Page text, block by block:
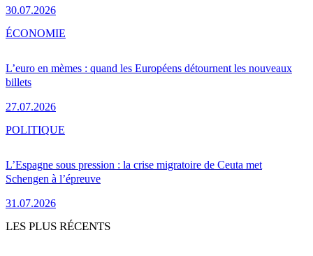
30.07.2026
L’euro en mèmes : quand les Européens détournent les nouveaux
billets
27.07.2026
ÉCONOMIE
L’Espagne sous pression : la crise migratoire de Ceuta met
Schengen à l’épreuve
31.07.2026
POLITIQUE
LES PLUS RÉCENTS